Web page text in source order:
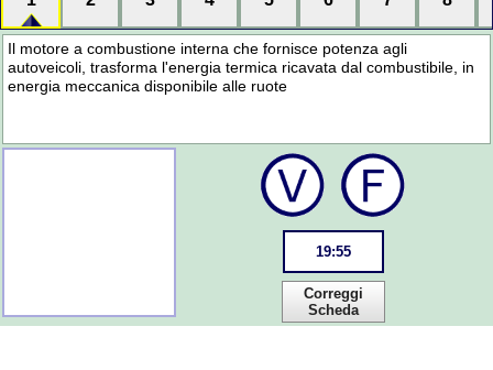
Il motore a combustione interna che fornisce potenza agli
autoveicoli, trasforma l'energia termica ricavata dal combustibile, in
energia meccanica disponibile alle ruote
19:55
Correggi
Scheda